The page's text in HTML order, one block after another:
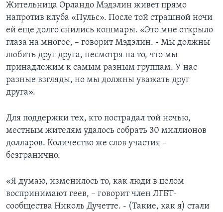
Жительница Орландо Мэдэлин живет прямо
напротив клуба «Пульс». После той страшной ночи
ей еще долго снились кошмары. «Это мне открыло
глаза на многое, – говорит Мэдэлин. - Мы должны
любить друг друга, несмотря на то, что мы
принадлежим к самым разным группам. У нас
разные взгляды, но мы должны уважать друг
друга».
Для поддержки тех, кто пострадал той ночью,
местным жителям удалось собрать 30 миллионов
долларов. Количество же слов участия –
безгранично.
«Я думаю, изменилось то, как люди в целом
воспринимают геев, – говорит член ЛГБТ-
сообщества Николь Дучетте. - (Такие, как я) стали